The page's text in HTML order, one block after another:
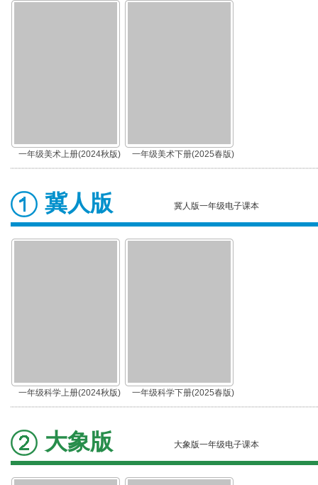
一年级美术上册(2024秋版) 一年级美术下册(2025春版)
冀人版 冀人版一年级电子课本
一年级科学上册(2024秋版) 一年级科学下册(2025春版)
大象版 大象版一年级电子课本